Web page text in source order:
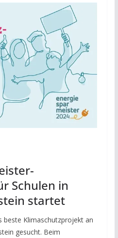
Schulen in
startet
beste Klimaschutzprojekt an
gesucht. Beim